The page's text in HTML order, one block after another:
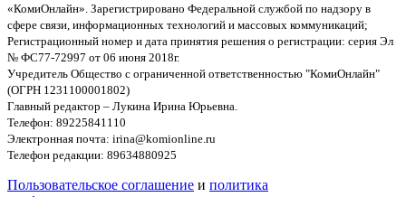
«КомиОнлайн». Зарегистрировано Федеральной службой по надзору в
сфере связи, информационных технологий и массовых коммуникаций;
Регистрационный номер и дата принятия решения о регистрации: серия Эл
№ ФС77-72997 от 06 июня 2018г.
Учредитель Общество с ограниченной ответственностью "КомиОнлайн"
(ОГРН 1231100001802)
Главный редактор – Лукина Ирина Юрьевна.
Телефон: 89225841110
Электронная почта: irina@komionline.ru
Телефон редакции: 89634880925
Пользовательское соглашение и политика